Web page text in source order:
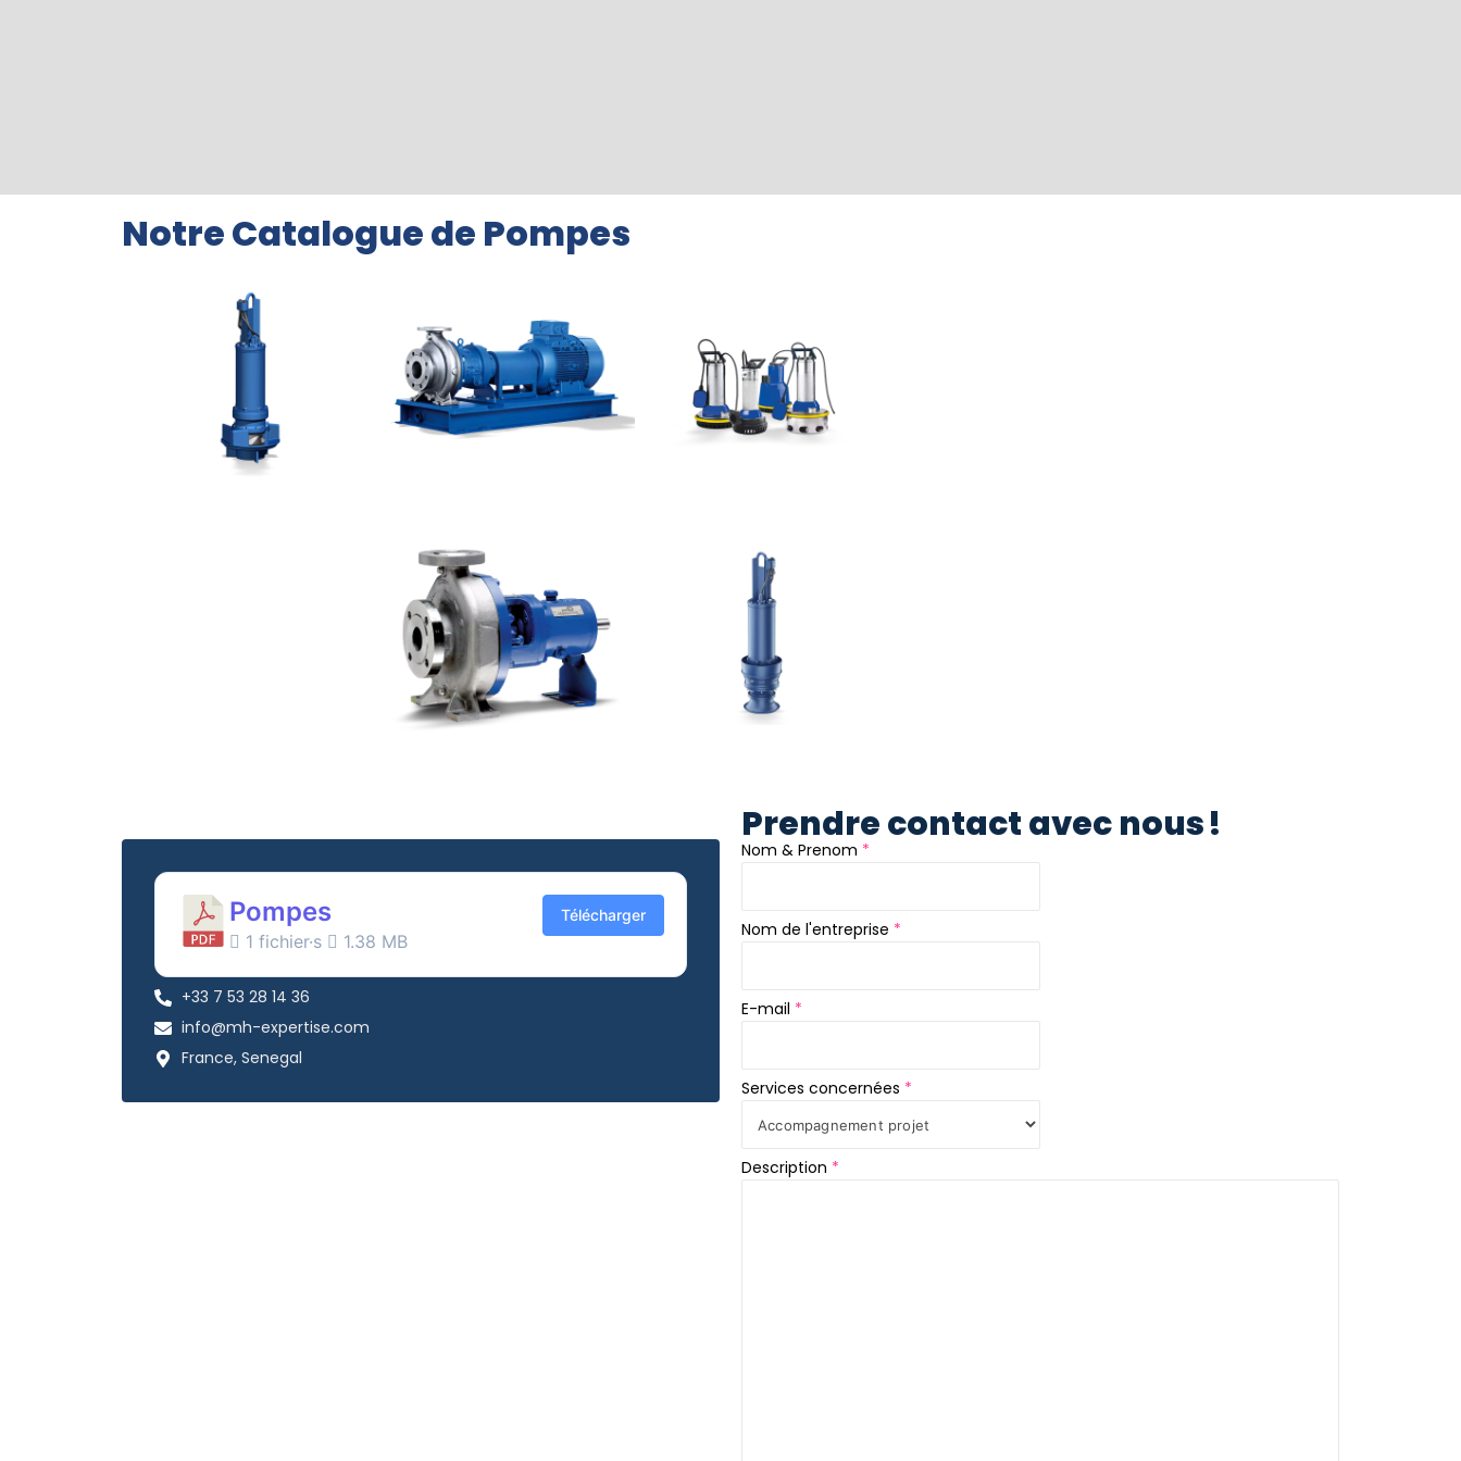
Notre Catalogue de Pompes
Pompes
1 fichier·s 1.38 MB
Télécharger
+33 7 53 28 14 36
info@mh-expertise.com
France, Senegal
Prendre contact avec nous !
S
c
e
o
n
n
é
Nom & Prenom *
Nom de l'entreprise *
E-mail *
Services concernées *
Description *